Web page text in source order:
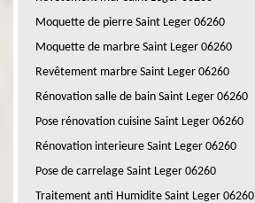
Moquette de pierre Saint Leger 06260
Moquette de marbre Saint Leger 06260
Revêtement marbre Saint Leger 06260
Rénovation salle de bain Saint Leger 06260
Pose rénovation cuisine Saint Leger 06260
Rénovation interieure Saint Leger 06260
Pose de carrelage Saint Leger 06260
Traitement anti Humidite Saint Leger 06260